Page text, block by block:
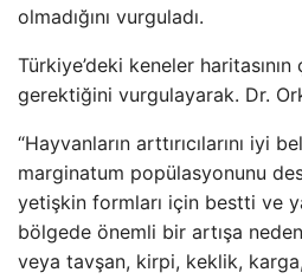
olmadığını vurguladı.
Türkiye’deki keneler haritasının
gerektiğini vurgulayarak. Dr.
“Hayvanların arttırıcılarını iyi
marginatum popülasyonunu
yetişkin formları için bestti ve
bölgede önemli bir artışa
veya tavşan, kirpi, keklik,